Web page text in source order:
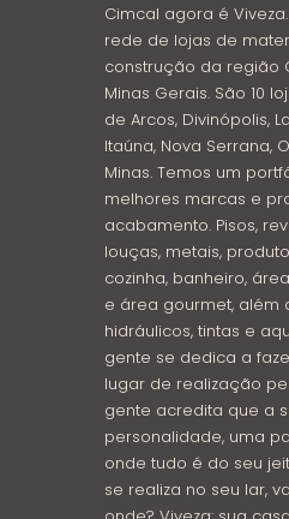
Cimcal agora é
rede de lojas de
construção da região
Minas Gerais. São 10
de Arcos, Divinópolis,
Itaúna, Nova Serrana,
Minas. Temos um
melhores marcas e
acabamento. Pisos,
louças, metais,
cozinha, banheiro,
e área gourmet, além
hidráulicos, tintas e
gente se dedica a
lugar de realização
gente acredita que a
personalidade, uma
onde tudo é do seu
se realiza no seu lar,